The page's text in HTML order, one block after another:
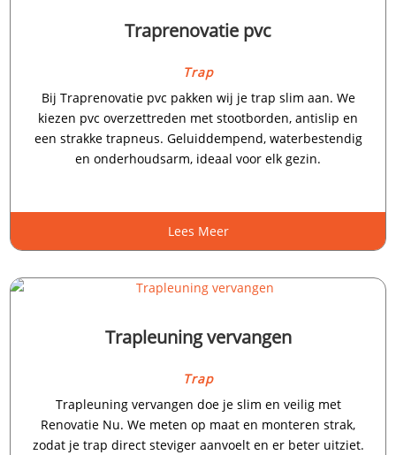
Traprenovatie pvc
Trap
Bij Traprenovatie pvc pakken wij je trap slim aan.​ We
kiezen pvc overzettreden met stootborden, antislip en
een strakke trapneus.​ Geluiddempend, waterbestendig
en onderhoudsarm, ideaal voor elk gezin.​
Lees Meer
Trapleuning vervangen
Trap
Trapleuning vervangen doe je slim en veilig met
Renovatie Nu.​ We meten op maat en monteren strak,
zodat je trap direct steviger aanvoelt en er beter uitziet.​